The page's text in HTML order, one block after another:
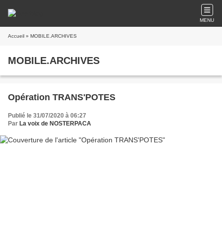
MENU
Accueil » MOBILE.ARCHIVES
MOBILE.ARCHIVES
Opération TRANS'POTES
Publié le 31/07/2020 à 06:27
Par La voix de NOSTERPACA